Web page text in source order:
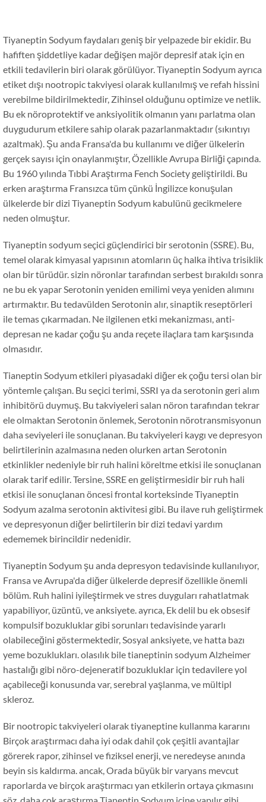
Tiyaneptin Sodyum faydaları geniş bir yelpazede bir ekidir. Bu
hafiften şiddetliye kadar değişen majör depresif atak için en
etkili tedavilerin biri olarak görülüyor. Tiyaneptin Sodyum ayrıca
etiket dışı nootropic takviyesi olarak kullanılmış ve refah hissini
verebilme bildirilmektedir, Zihinsel olduğunu optimize ve netlik.
Bu ek nöroprotektif ve anksiyolitik olmanın yanı parlatma olan
duygudurum etkilere sahip olarak pazarlanmaktadır (sıkıntıyı
azaltmak). Şu anda Fransa'da bu kullanımı ve diğer ülkelerin
gerçek sayısı için onaylanmıştır, Özellikle Avrupa Birliği çapında.
Bu 1960 yılında Tıbbi Araştırma Fench Society geliştirildi. Bu
erken araştırma Fransızca tüm çünkü İngilizce konuşulan
ülkelerde bir dizi Tiyaneptin Sodyum kabulünü gecikmelere
neden olmuştur.
Tiyaneptin sodyum seçici güçlendirici bir serotonin (SSRE). Bu,
temel olarak kimyasal yapısının atomların üç halka ihtiva trisiklik
olan bir türüdür. sizin nöronlar tarafından serbest bırakıldı sonra
ne bu ek yapar Serotonin yeniden emilimi veya yeniden alımını
artırmaktır. Bu tedavülden Serotonin alır, sinaptik reseptörleri
ile temas çıkarmadan. Ne ilgilenen etki mekanizması, anti-
depresan ne kadar çoğu şu anda reçete ilaçlara tam karşısında
olmasıdır.
Tianeptin Sodyum etkileri piyasadaki diğer ek çoğu tersi olan bir
yöntemle çalışan. Bu seçici terimi, SSRI ya da serotonin geri alım
inhibitörü duymuş. Bu takviyeleri salan nöron tarafından tekrar
ele olmaktan Serotonin önlemek, Serotonin nörotransmisyonun
daha seviyeleri ile sonuçlanan. Bu takviyeleri kaygı ve depresyon
belirtilerinin azalmasına neden olurken artan Serotonin
etkinlikler nedeniyle bir ruh halini köreltme etkisi ile sonuçlanan
olarak tarif edilir. Tersine, SSRE en geliştirmesidir bir ruh hali
etkisi ile sonuçlanan öncesi frontal korteksinde Tiyaneptin
Sodyum azalma serotonin aktivitesi gibi. Bu ilave ruh geliştirmek
ve depresyonun diğer belirtilerin bir dizi tedavi yardım
edememek birincildir nedenidir.
Tiyaneptin Sodyum şu anda depresyon tedavisinde kullanılıyor,
Fransa ve Avrupa'da diğer ülkelerde depresif özellikle önemli
bölüm. Ruh halini iyileştirmek ve stres duyguları rahatlatmak
yapabiliyor, üzüntü, ve anksiyete. ayrıca, Ek delil bu ek obsesif
kompulsif bozukluklar gibi sorunları tedavisinde yararlı
olabileceğini göstermektedir, Sosyal anksiyete, ve hatta bazı
yeme bozuklukları. olasılık bile tianeptinin sodyum Alzheimer
hastalığı gibi nöro-dejeneratif bozukluklar için tedavilere yol
açabileceği konusunda var, serebral yaşlanma, ve mültipl
skleroz.
Bir nootropic takviyeleri olarak tiyaneptine kullanma kararını
Birçok araştırmacı daha iyi odak dahil çok çeşitli avantajlar
görerek rapor, zihinsel ve fiziksel enerji, ve neredeyse anında
beyin sis kaldırma. ancak, Orada büyük bir varyans mevcut
raporlarda ve birçok araştırmacı yan etkilerin ortaya çıkmasını